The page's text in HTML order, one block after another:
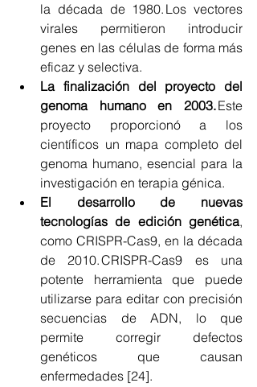
la década de 1980. Los vectores
virales permitieron introducir
genes en las células de forma más
eficaz y selectiva.
La finalización del proyecto del
genoma humano en 2003. Este
proyecto proporcionó a los
científicos un mapa completo del
genoma humano, esencial para la
investigación en terapia génica.
El desarrollo de nuevas
tecnologías de edición genética,
como CRISPR-Cas9, en la década
de 2010. CRISPR-Cas9 es una
potente herramienta que puede
utilizarse para editar con precisión
secuencias de ADN, lo que
permite corregir defectos
genéticos que causan
enfermedades [24].